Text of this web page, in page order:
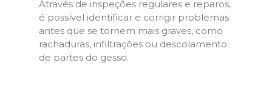
Através de inspeções regulares e reparos,
é possível identificar e corrigir problemas
antes que se tornem mais graves, como
rachaduras, infiltrações ou descolamento
de partes do gesso.